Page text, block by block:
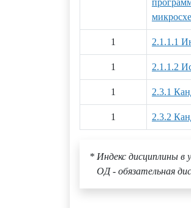
1 2.1.1.1
1 2.1.1.2
1 2.3.1
1 2.3.2
* Индекс дисциплины в
ОД - обязательная